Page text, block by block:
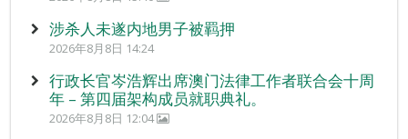
涉杀人未遂内地男子被羁押
2026年8月8日 14:24
行政长官岑浩辉出席澳门法律工作者联合会十周
年 – 第四届架构成员就职典礼。
2026年8月8日 12:04